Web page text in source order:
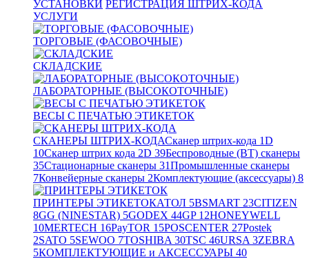
УСТАНОВКИ РЕГИСТРАЦИЯ ШТРИХ-КОДА
УСЛУГИ
ТОРГОВЫЕ (ФАСОВОЧНЫЕ)
СКЛАДСКИЕ
ЛАБОРАТОРНЫЕ (ВЫСОКОТОЧНЫЕ)
ВЕСЫ С ПЕЧАТЬЮ ЭТИКЕТОК
СКАНЕРЫ ШТРИХ-КОДАСканер штрих-кода 1D
10Сканер штрих кода 2D 39Беспроводные (BT) сканеры
35Стационарные сканеры 31Промышленные сканеры
7Конвейерные сканеры 2Комплектующие (аксессуары) 8
ПРИНТЕРЫ ЭТИКЕТОКАТОЛ 5BSMART 23CITIZEN
8GG (NINESTAR) 5GODEX 44GP12HONEYWELL
10MERTECH 16PayTOR 15POSCENTER 27Postek
2SATO 5SEWOO 7TOSHIBA 30TSC 46URSA 3ZEBRA
5КОМПЛЕКТУЮЩИЕ и АКСЕССУАРЫ 40